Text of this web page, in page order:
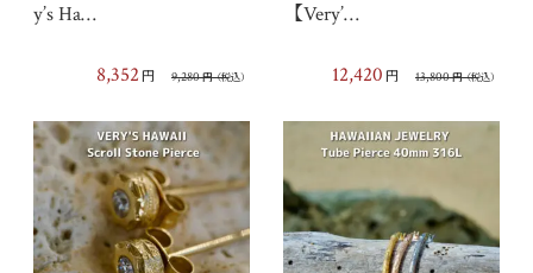
y’s Ha…
9,280円（税込）
8,352 円
【Very’…
13,800円（税込）
12,420 円